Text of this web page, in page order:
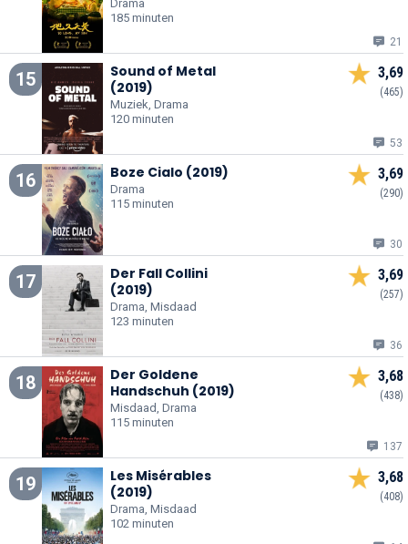
Drama
185 minuten
21
15
Sound of Metal
(2019)
Muziek, Drama
120 minuten
3,69
(465)
53
16 Boze Cialo (2019)
Drama
115 minuten
3,69
(290)
30
17
Der Fall Collini
(2019)
Drama, Misdaad
123 minuten
3,69
(257)
36
18
Der Goldene
Handschuh (2019)
Misdaad, Drama
115 minuten
3,68
(438)
137
19
Les Misérables
(2019)
Drama, Misdaad
102 minuten
3,68
(408)